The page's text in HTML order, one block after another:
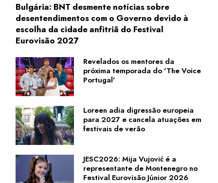
Bulgária: BNT desmente notícias sobre
desentendimentos com o Governo devido à
escolha da cidade anfitriã do Festival
Eurovisão 2027
Revelados os mentores da
próxima temporada do 'The Voice
Portugal'
Loreen adia digressão europeia
para 2027 e cancela atuações em
festivais de verão
JESC2026: Mija Vujović é a
representante de Montenegro no
Festival Eurovisão Júnior 2026